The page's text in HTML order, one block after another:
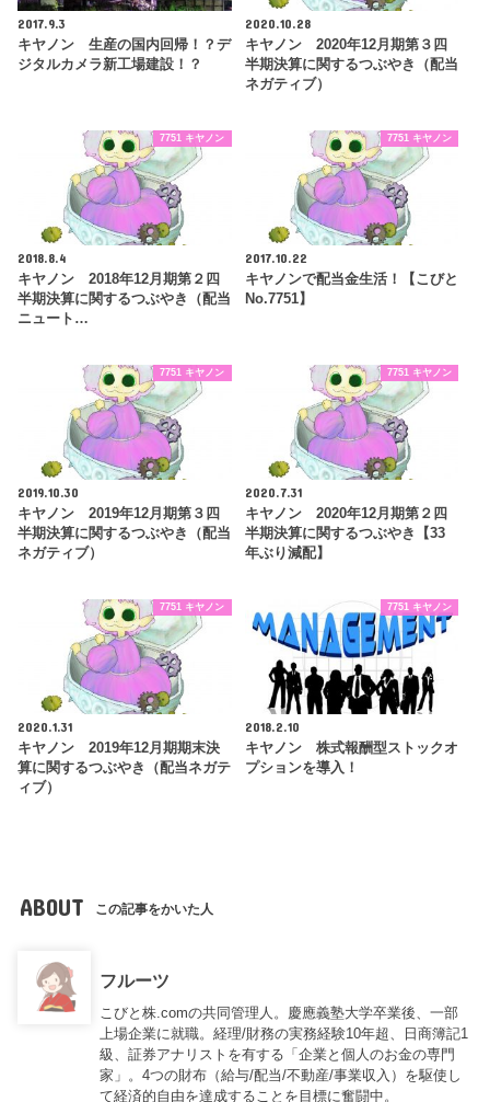
2017.9.3
キヤノン 生産の国内回帰！？デ
ジタルカメラ新工場建設！？
2020.10.28
キヤノン 2020年12月期第３四
半期決算に関するつぶやき（配当
ネガティブ）
7751 キヤノン
2018.8.4
キヤノン 2018年12月期第２四
半期決算に関するつぶやき（配当
ニュート…
7751 キヤノン
2017.10.22
キヤノンで配当金生活！【こびと
No.7751】
7751 キヤノン
2019.10.30
キヤノン 2019年12月期第３四
半期決算に関するつぶやき（配当
ネガティブ）
7751 キヤノン
2020.7.31
キヤノン 2020年12月期第２四
半期決算に関するつぶやき【33
年ぶり減配】
7751 キヤノン
2020.1.31
キヤノン 2019年12月期期末決
算に関するつぶやき（配当ネガテ
ィブ）
7751 キヤノン
2018.2.10
キヤノン 株式報酬型ストックオ
プションを導入！
ABOUT この記事をかいた人
フルーツ
こびと株.comの共同管理人。慶應義塾大学卒業後、一部
上場企業に就職。経理/財務の実務経験10年超、日商簿記1
級、証券アナリストを有する「企業と個人のお金の専門
家」。4つの財布（給与/配当/不動産/事業収入）を駆使し
て経済的自由を達成することを目標に奮闘中。